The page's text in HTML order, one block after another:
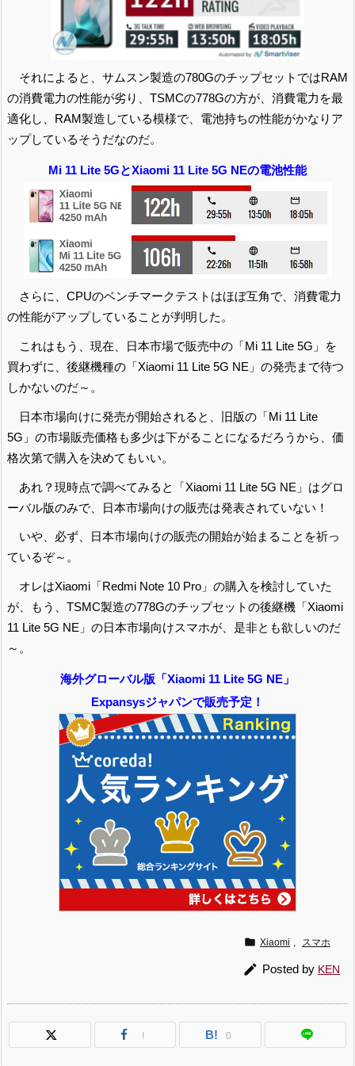
それによると、サムスン製造の780GのチップセットではRAM
の消費電力の性能が劣り、TSMCの778Gの方が、消費電力を最
適化し、RAM製造している模様で、電池持ちの性能がかなりア
ップしているそうだなのだ。
Mi 11 Lite 5GとXiaomi 11 Lite 5G NEの電池性能
さらに、CPUのベンチマークテストはほぼ互角で、消費電力
の性能がアップしていることが判明した。
これはもう、現在、日本市場で販売中の「Mi 11 Lite 5G」を
買わずに、後継機種の「Xiaomi 11 Lite 5G NE」の発売まで待つ
しかないのだ～。
日本市場向けに発売が開始されると、旧版の「Mi 11 Lite
5G」の市場販売価格も多少は下がることになるだろうから、価
格次第で購入を決めてもいい。
あれ？現時点で調べてみると「Xiaomi 11 Lite 5G NE」はグロ
ーバル版のみで、日本市場向けの販売は発表されていない！
いや、必ず、日本市場向けの販売の開始が始まることを祈っ
ているぞ～。
オレはXiaomi「Redmi Note 10 Pro」の購入を検討していた
が、もう、TSMC製造の778Gのチップセットの後継機「Xiaomi
11 Lite 5G NE」の日本市場向けスマホが、是非とも欲しいのだ
～。
海外グローバル版「Xiaomi 11 Lite 5G NE」
Expansysジャパンで販売予定！
 Xiaomi スマホ
 Posted by KEN
! B! 0